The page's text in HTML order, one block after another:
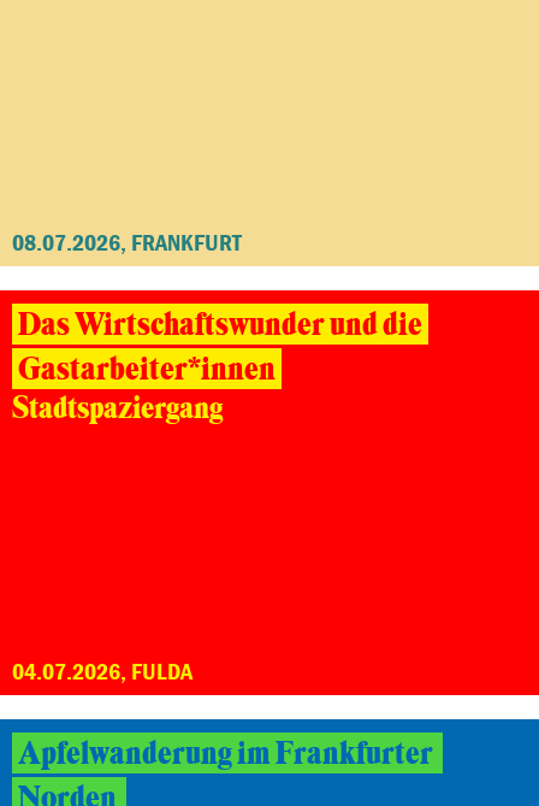
08.07.2026, FRANKFURT
Das Wirtschaftswunder und die
Gastarbeiter*innen
Stadtspaziergang
04.07.2026, FULDA
Apfelwanderung im Frankfurter